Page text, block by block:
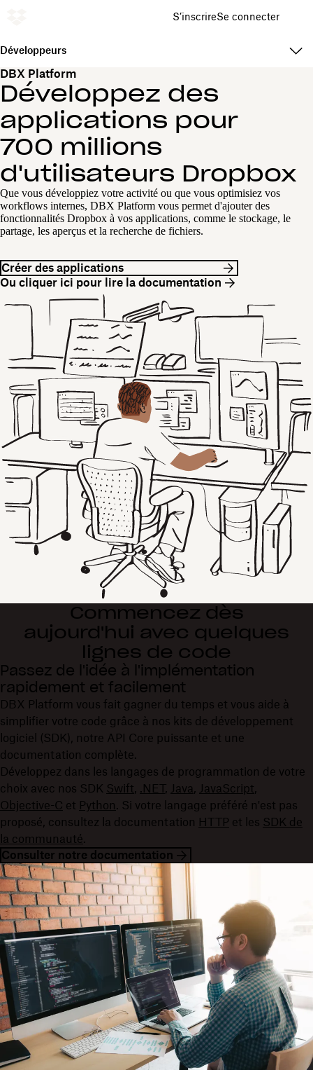
S’inscrireSe connecter
Développeurs
DBX Platform
Développez des
applications pour
700 millions
d'utilisateurs Dropbox
Que vous développiez votre activité ou que vous optimisiez vos
workflows internes, DBX Platform vous permet d'ajouter des
fonctionnalités Dropbox à vos applications, comme le stockage, le
partage, les aperçus et la recherche de fichiers.
Créer des applications
Ou cliquer ici pour lire la documentation
Commencez dès
aujourd'hui avec quelques
lignes de code
Passez de l'idée à l'implémentation
rapidement et facilement
DBX Platform vous fait gagner du temps et vous aide à
simplifier votre code grâce à nos kits de développement
logiciel (SDK), notre API Core puissante et une
documentation complète.
Développez dans les langages de programmation de votre
choix avec nos SDK Swift, .NET, Java, JavaScript,
Objective-C et Python. Si votre langage préféré n'est pas
proposé, consultez la documentation HTTP et les SDK de
la communauté.
Consulter notre documentation